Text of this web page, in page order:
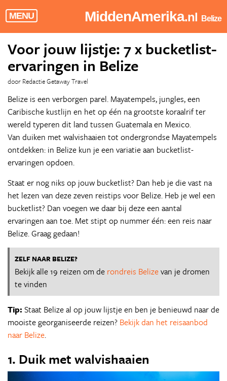
MENU MiddenAmerika.nl Belize
Voor jouw lijstje: 7 x bucketlist-
ervaringen in Belize
door Redactie Getaway Travel
Belize is een verborgen parel. Mayatempels, jungles, een
Caribische kustlijn en het op één na grootste koraalrif ter
wereld typeren dit land tussen Guatemala en Mexico.
Van duiken met walvishaaien tot ondergrondse Mayatempels
ontdekken: in Belize kun je een variatie aan bucketlist-
ervaringen opdoen.
Staat er nog niks op jouw bucketlist? Dan heb je die vast na
het lezen van deze zeven reistips voor Belize. Heb je wel een
bucketlist? Dan voegen we daar bij deze een aantal
ervaringen aan toe. Met stipt op nummer één: een reis naar
Belize. Graag gedaan!
ZELF NAAR BELIZE?
Bekijk alle 19 reizen om de rondreis Belizevan je dromen
te vinden
Tip: Staat Belize al op jouw lijstje en ben je benieuwd naar de
mooiste georganiseerde reizen? Bekijk dan het reisaanbod
naar Belize.
1. Duik met walvishaaien